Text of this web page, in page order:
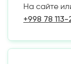
На сайте
+998 78